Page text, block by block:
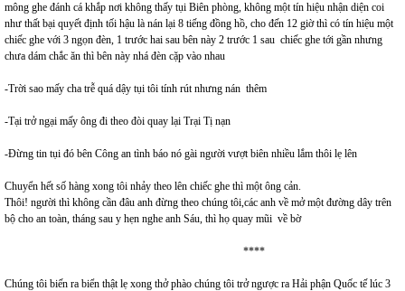
mông ghe đánh cá khắp nơi không thấy tụi Biên phòng, không một tín hiệu nhận diện coi
như thất bại quyết định tối hậu là nán lại 8 tiếng đồng hồ, cho đến 12 giờ thì có tín hiệu một
chiếc ghe với 3 ngọn đèn, 1 trước hai sau bên này 2 trước 1 sau chiếc ghe tới gần nhưng
chưa dám chắc ăn thì bên này nhá đèn cặp vào nhau
-Trời sao mấy cha trễ quá dậy tụi tôi tính rút nhưng nán thêm
-Tại trở ngại mấy ông đi theo đòi quay lại Trại Tị nạn
-Đừng tin tụi đó bên Công an tình báo nó gài người vượt biên nhiều lắm thôi lẹ lên
Chuyển hết số hàng xong tôi nhảy theo lên chiếc ghe thì một ông cản.
Thôi! người thì không cần đâu anh đừng theo chúng tôi,các anh về mở một đường dây trên
bộ cho an toàn, tháng sau y hẹn nghe anh Sáu, thì họ quay mũi về bờ
****
Chúng tôi biến ra biển thật lẹ xong thở phào chúng tôi trở ngược ra Hải phận Quốc tế lúc 3